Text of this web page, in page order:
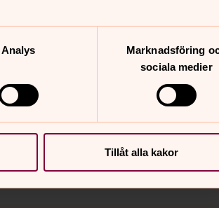
Analys
Marknadsföring
sociala medier
Tillåt alla kakor